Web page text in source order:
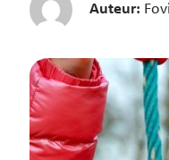
Auteur: